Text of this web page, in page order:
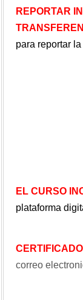
REPORTAR
para reportar
EL CURSO
plataforma
correo